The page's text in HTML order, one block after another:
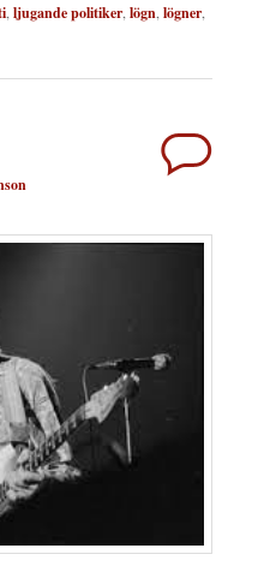
ljugande politiker lögn lögner